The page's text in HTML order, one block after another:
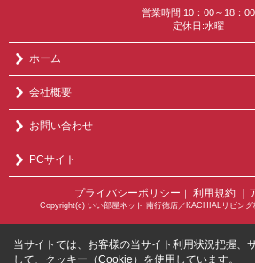
営業時間:10：00～18：00
定休日:水曜
ホーム
会社概要
お問い合わせ
PCサイト
プライバシーポリシー 利用規約
Copyright(c) いい部屋ネット 南行徳店／KACHIALリビン
当サイトでは、お客様の当サイト利用状況把握、
して、クッキー（Cookie）を使用しています。